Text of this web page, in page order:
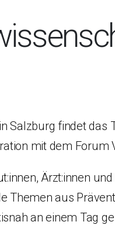
Salzburg findet das
mit dem Forum
Ärzt:innen
Themen aus
an einem Tag